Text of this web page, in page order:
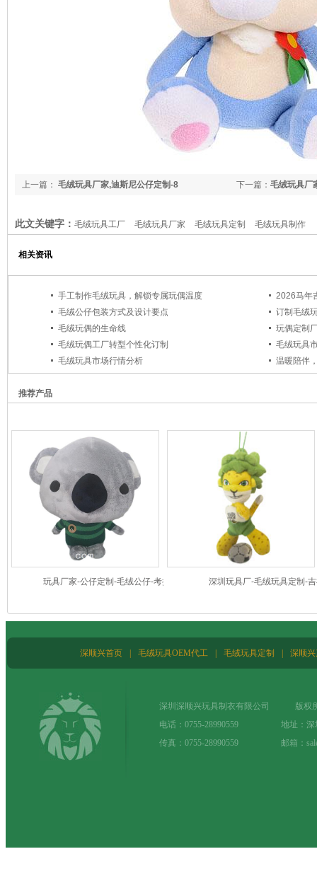
下一篇： 毛绒玩具厂
上一篇： 毛绒玩具厂家,迪斯尼公仔定制-8
此文关键字： 毛绒玩具工厂 毛绒玩具厂家 毛绒玩具定制 毛绒玩具制作
相关资讯
手工制作毛绒玩具，解锁专属玩偶温度
毛绒公仔包装方式及设计要点
订制毛绒
毛绒玩偶的生命线
玩偶定制
毛绒玩偶工厂转型个性化订制
毛绒玩具
毛绒玩具市场行情分析
温暖陪伴
推荐产品
玩具厂家-公仔定制-毛绒公仔-考拉毛绒 深圳玩具厂-毛绒玩具定制-
深顺兴首页 | 毛绒玩具OEM代工 | 毛绒玩具定制 | 深顺
深圳深顺兴玩具制衣有限公司 版权
电话：0755-28990559 地址：深圳市
传真：0755-28990559 邮箱：